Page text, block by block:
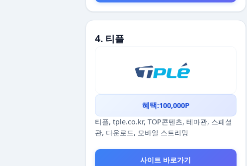
4. 티플
혜택:100,000P
티플, tple.co.kr, TOP콘텐츠, 테마관, 스페셜
관, 다운로드, 모바일 스트리밍
사이트 바로가기